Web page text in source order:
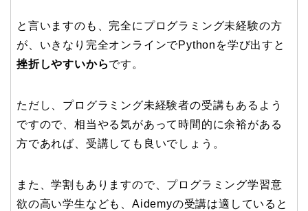
と言いますのも、完全にプログラミング未経験の方
が、いきなり完全オンラインでPythonを学び出すと
挫折しやすいからです。
ただし、プログラミング未経験者の受講もあるよう
ですので、相当やる気があって時間的に余裕がある
方であれば、受講しても良いでしょう。
また、学割もありますので、プログラミング学習意
欲の高い学生なども、Aidemyの受講は適していると